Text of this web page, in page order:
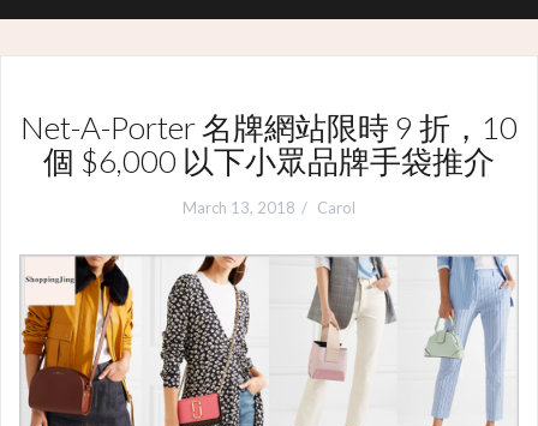
Net-A-Porter 名牌網站限時 9 折，10
個 $6,000 以下小眾品牌手袋推介
March 13, 2018 Carol